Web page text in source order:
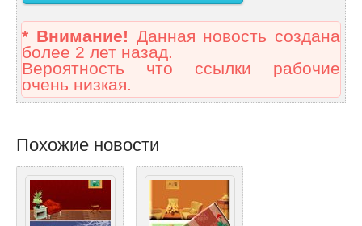
* Внимание! Данная новость создана
более 2 лет назад.
Вероятность что ссылки рабочие
очень низкая.
Похожие новости